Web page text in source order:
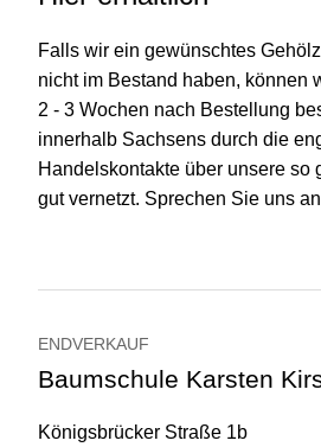
Falls wir ein gewünschtes
nicht im Bestand haben, können
2 - 3 Wochen nach Bestellung
innerhalb Sachsens durch die
Handelskontakte über unsere so
gut vernetzt. Sprechen Sie uns
ENDVERKAUF
Baumschule Karsten
Königsbrücker Straße 1b